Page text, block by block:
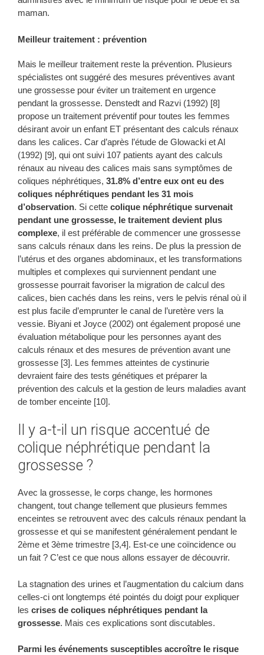
maman.
Meilleur traitement : prévention
Mais le meilleur traitement reste la prévention. Plusieurs
spécialistes ont suggéré des mesures préventives avant
une grossesse pour éviter un traitement en urgence
pendant la grossesse. Denstedt and Razvi (1992) [8]
propose un traitement préventif pour toutes les femmes
désirant avoir un enfant ET présentant des calculs rénaux
dans les calices. Car d’après l’étude de Glowacki et Al
(1992) [9], qui ont suivi 107 patients ayant des calculs
rénaux au niveau des calices mais sans symptômes de
coliques néphrétiques, 31.8% d’entre eux ont eu des
coliques néphrétiques pendant les 31 mois
d’observation. Si cette colique néphrétique survenait
pendant une grossesse, le traitement devient plus
complexe, il est préférable de commencer une grossesse
sans calculs rénaux dans les reins. De plus la pression de
l’utérus et des organes abdominaux, et les transformations
multiples et complexes qui surviennent pendant une
grossesse pourrait favoriser la migration de calcul des
calices, bien cachés dans les reins, vers le pelvis rénal où il
est plus facile d’emprunter le canal de l’uretère vers la
vessie. Biyani et Joyce (2002) ont également proposé une
évaluation métabolique pour les personnes ayant des
calculs rénaux et des mesures de prévention avant une
grossesse [3]. Les femmes atteintes de cystinurie
devraient faire des tests génétiques et préparer la
prévention des calculs et la gestion de leurs maladies avant
de tomber enceinte [10].
Il y a-t-il un risque accentué de
colique néphrétique pendant la
grossesse ?
Avec la grossesse, le corps change, les hormones
changent, tout change tellement que plusieurs femmes
enceintes se retrouvent avec des calculs rénaux pendant la
grossesse et qui se manifestent généralement pendant le
2ème et 3ème trimestre [3,4]. Est-ce une coïncidence ou
un fait ? C’est ce que nous allons essayer de découvrir.
La stagnation des urines et l’augmentation du calcium dans
celles-ci ont longtemps été pointés du doigt pour expliquer
les crises de coliques néphrétiques pendant la
grossesse. Mais ces explications sont discutables.
Parmi les événements susceptibles accroître le risque